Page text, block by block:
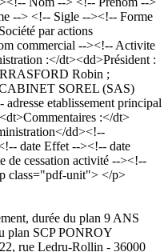
--> <!-- Sigle --><!-- Forme
par actions
commercial --><!-- Activite
:</dt><dd>Président :
Robin ;
CABINET SOREL (SAS)
etablissement principal
:</dt>
dd><!--
date Effet --><!-- date
de cessation activité --><!--
class="pdf-unit"> </p>
durée du plan 9 ANS
plan SCP PONROY
rue Ledru-Rollin - 36000